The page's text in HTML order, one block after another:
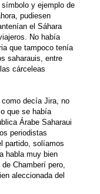
y ejemplo de
pudiesen
el Sáhara
No había
que tampoco tenía
saharauis, entre
cárceleas
decía Jira, no
que se había
Árabe Saharaui
periodistas
partido, solíamos
habla muy bien
Chamberí pero,
aleccionada del